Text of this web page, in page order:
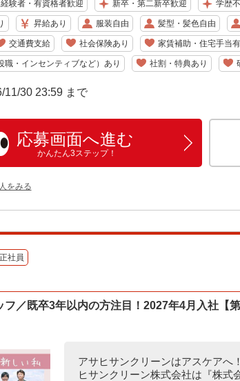
経験者・有資格者歓迎 新卒・第二新卒歓迎 学歴
昇給あり 服装自由 髪型・髪色自由
交通費支給 社会保険あり 家賃補助・住宅手当有
職・インセンティブなど）あり 社割・特典あり
11/30 23:59 まで
応募画面へ進む
かんたん3ステップ！
をみる
正社員
フ／既卒3年以内の方注目！2027年4月入社【
アサヒサンクリーンはアスケアへ
ヒサンクリーン株式会社は『株式